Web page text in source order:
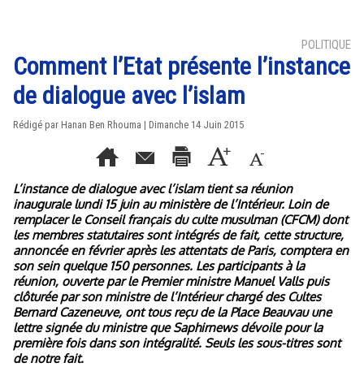
POLITIQUE
Comment l’Etat présente l’instance
de dialogue avec l’islam
Rédigé par Hanan Ben Rhouma | Dimanche 14 Juin 2015
L’instance de dialogue avec l’islam tient sa réunion
inaugurale lundi 15 juin au ministère de l’Intérieur. Loin de
remplacer le Conseil français du culte musulman (CFCM) dont
les membres statutaires sont intégrés de fait, cette structure,
annoncée en février après les attentats de Paris, comptera en
son sein quelque 150 personnes. Les participants à la
réunion, ouverte par le Premier ministre Manuel Valls puis
clôturée par son ministre de l’Intérieur chargé des Cultes
Bernard Cazeneuve, ont tous reçu de la Place Beauvau une
lettre signée du ministre que Saphirnews dévoile pour la
première fois dans son intégralité. Seuls les sous-titres sont
de notre fait.